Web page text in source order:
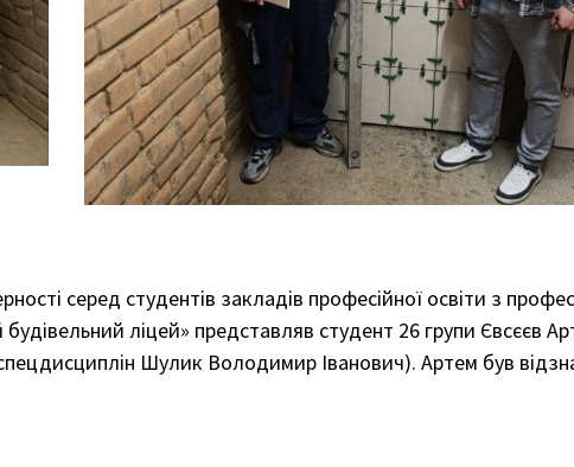
серед студентів закладів професійної освіти з
ліцей» представляв студент 26 групи Євсєєв
Шулик Володимир Іванович). Артем був